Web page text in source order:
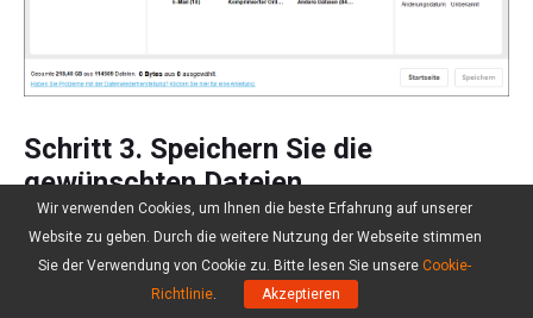
Schritt 3. Speichern Sie die
gewünschten Dateien
Stellen Sie sicher, dass alle Dateien, die Sie
wiederherstellen möchten, markiert sind. Klicken
Sie dann auf die SchaltflächeSpeichern
Wir verwenden Cookies, um Ihnen die beste Erfahrung auf unserer
Website zu geben. Durch die weitere Nutzung der Webseite stimmen
Sie der Verwendung von Cookie zu. Bitte lesen Sie unsere Cookie-
Richtlinie. Akzeptieren